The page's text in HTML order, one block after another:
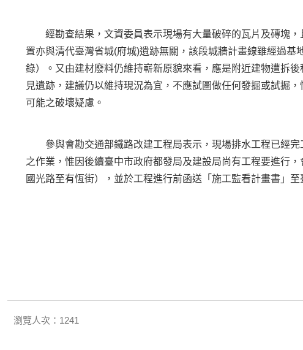
經勘查結果，文資委員表示現場有大量破碎的瓦片及磚塊，
置亦與清代臺灣省城(府城)遺跡無關，該段城牆計畫線雖經過
錄）。又由建材廢料仍維持嶄新原貌來看，應是附近建物遭拆
見遺跡，建議仍以維持現況為宜，不應試圖做任何發掘或試掘
可能之破壞疑慮。
參與會勘交通部鐵路改建工程局表示，現場排水工程已經
之作業，惟因後續臺中市政府都發局及建設局尚有工程要進行
國光路至有恆街），並於工程進行前函送「施工監看計畫書」
瀏覽人次：1241